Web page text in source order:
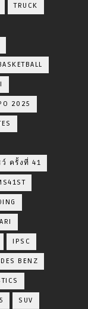
TRUCK
2025
ครั้งที่ 41
IPSC
BENZ
SUV